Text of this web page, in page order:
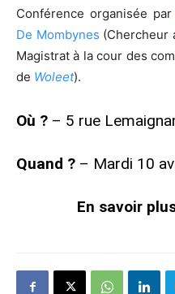
Conférence organisée par
De Mombynes (Chercheur
Magistrat à la cour des
de Woleet).
Où ? – 5 rue
Quand ? – Mardi 10
En savoir